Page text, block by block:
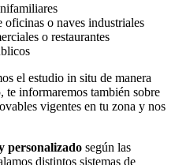
o naves industriales
o restaurantes
el estudio in situ de manera
te informaremos también sobre
vigentes en tu zona y nos
personalizado según las
distintos sistemas de